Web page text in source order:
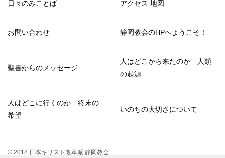
日々のみことば アクセス 地図
お問い合わせ 静岡教会のHPへようこそ！
聖書からのメッセージ
人はどこから来たのか 人類
の起源
人はどこに行くのか 終末の
希望
いのちの大切さについて
© 2018 日本キリスト改革派 静岡教会